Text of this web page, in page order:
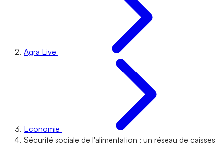
Agra Live
Economie
Sécurité sociale de l'alimentation : un réseau de caisses